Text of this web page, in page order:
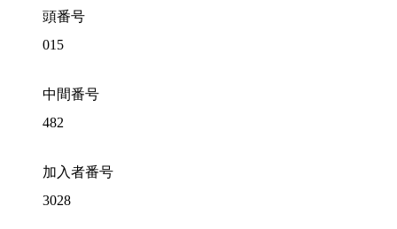
頭番号
015
中間番号
482
加入者番号
3028